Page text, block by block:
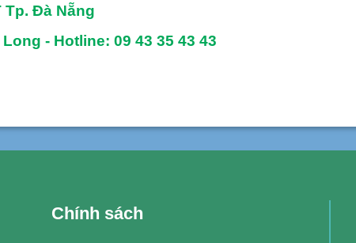
Đà Nẵng
- Hotline: 09 43 35 43 43
Chính sách